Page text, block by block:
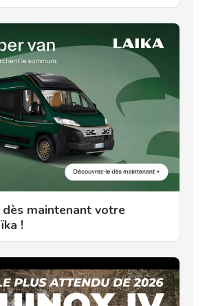
dès maintenant votre
!